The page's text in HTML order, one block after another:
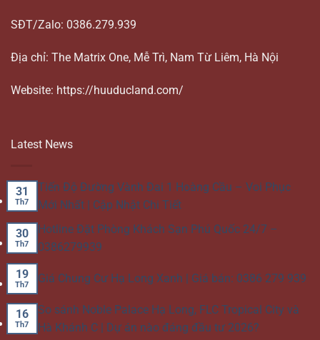
SĐT/Zalo: 0386.279.939
Địa chỉ: The Matrix One, Mễ Trì, Nam Từ Liêm, Hà Nội
Website: https://huuducland.com/
Latest News
31
Th7
Tiến Độ Đường Vành Đai 1 Hoàng Cầu – Voi Phục
Mới Nhất | Cập Nhật Chi Tiết
30
Th7
Hotline Đặt Phòng Khách Sạn Phú Quốc 24/7 –
0386279939
19
Th7 Giá Chung Cư Hạ Long Xanh | Giá bán: 0386 279 939
16
Th7
So sánh Noble Palace Hạ Long, FLC Tropical City và
Hà Khánh C | Dự án nào đáng đầu tư 2026?